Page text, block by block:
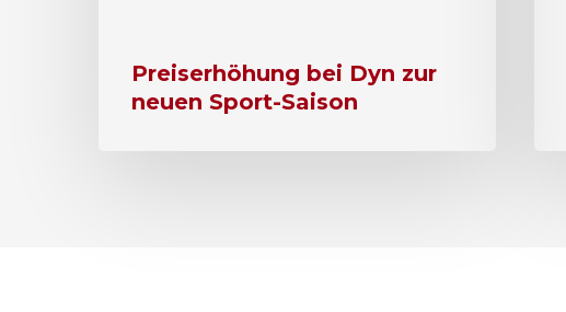
Preiserhöhung bei Dyn zur
neuen Sport-Saison